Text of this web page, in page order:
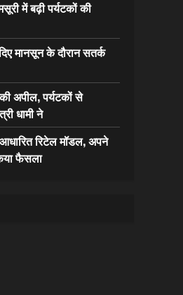
में बढ़ी पर्यटकों की
मानसून के दौरान सतर्क
अपील, पर्यटकों से
धामी ने
रिटेल मॉडल, अपने
फैसला